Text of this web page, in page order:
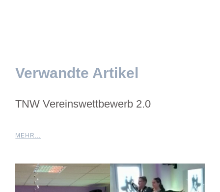
Verwandte Artikel
TNW Vereinswettbewerb 2.0
MEHR...